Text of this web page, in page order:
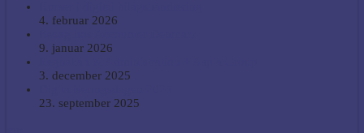
4. februar 2026
9. januar 2026
3. december 2025
23. september 2025